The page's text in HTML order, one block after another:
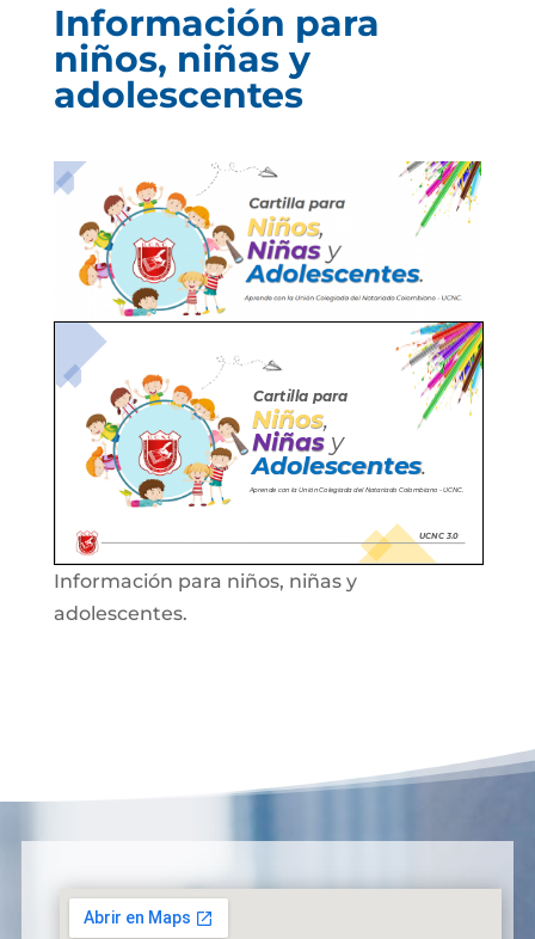
Información para
niños, niñas y
adolescentes
Información para niños, niñas y
adolescentes.